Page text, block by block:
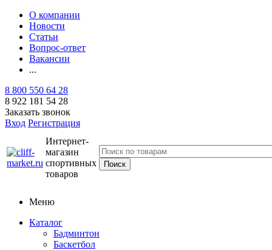
О компании
Новости
Статьи
Вопрос-ответ
Вакансии
...
8 800 550 64 28
8 922 181 54 28
Заказать звонок
Вход Регистрация
Интернет-
магазин
спортивных
товаров
Меню
Каталог
Бадминтон
Баскетбол